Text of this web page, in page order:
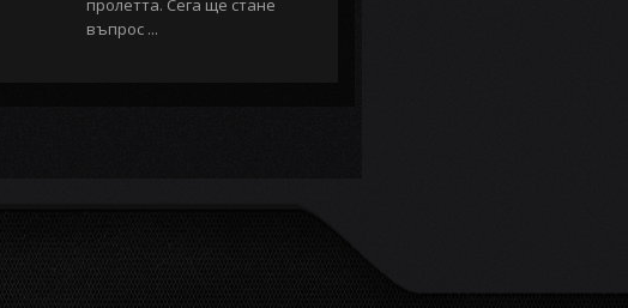
пролетта. Сега ще стане
въпрос ...